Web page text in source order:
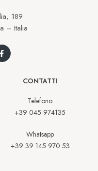
189
– Italia
CONTATTI
Telefono
+39 045 974135
Whatsapp
+39 39 145 970 53